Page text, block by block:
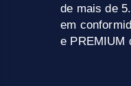
de mais de
em
e PREMIUM